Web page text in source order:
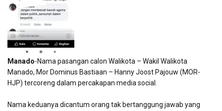
Manado-Nama pasangan calon Walikota – Wakil Walikota
Manado, Mor Dominus Bastiaan – Hanny Joost Pajouw (MOR-
HJP) tercoreng dalam percakapan media social.
Nama keduanya dicantum orang tak bertanggung jawab yang